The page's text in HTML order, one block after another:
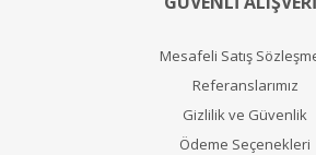
Mesafeli Satış
Referanslarımız
Gizlilik ve Güvenlik
Ödeme Seçenekleri